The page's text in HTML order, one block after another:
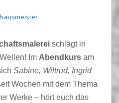
schlägt in
Im Abendkurs am
Sabine, Wiltrud, Ingrid
Wochen mit dem Thema
Werke – hört euch das